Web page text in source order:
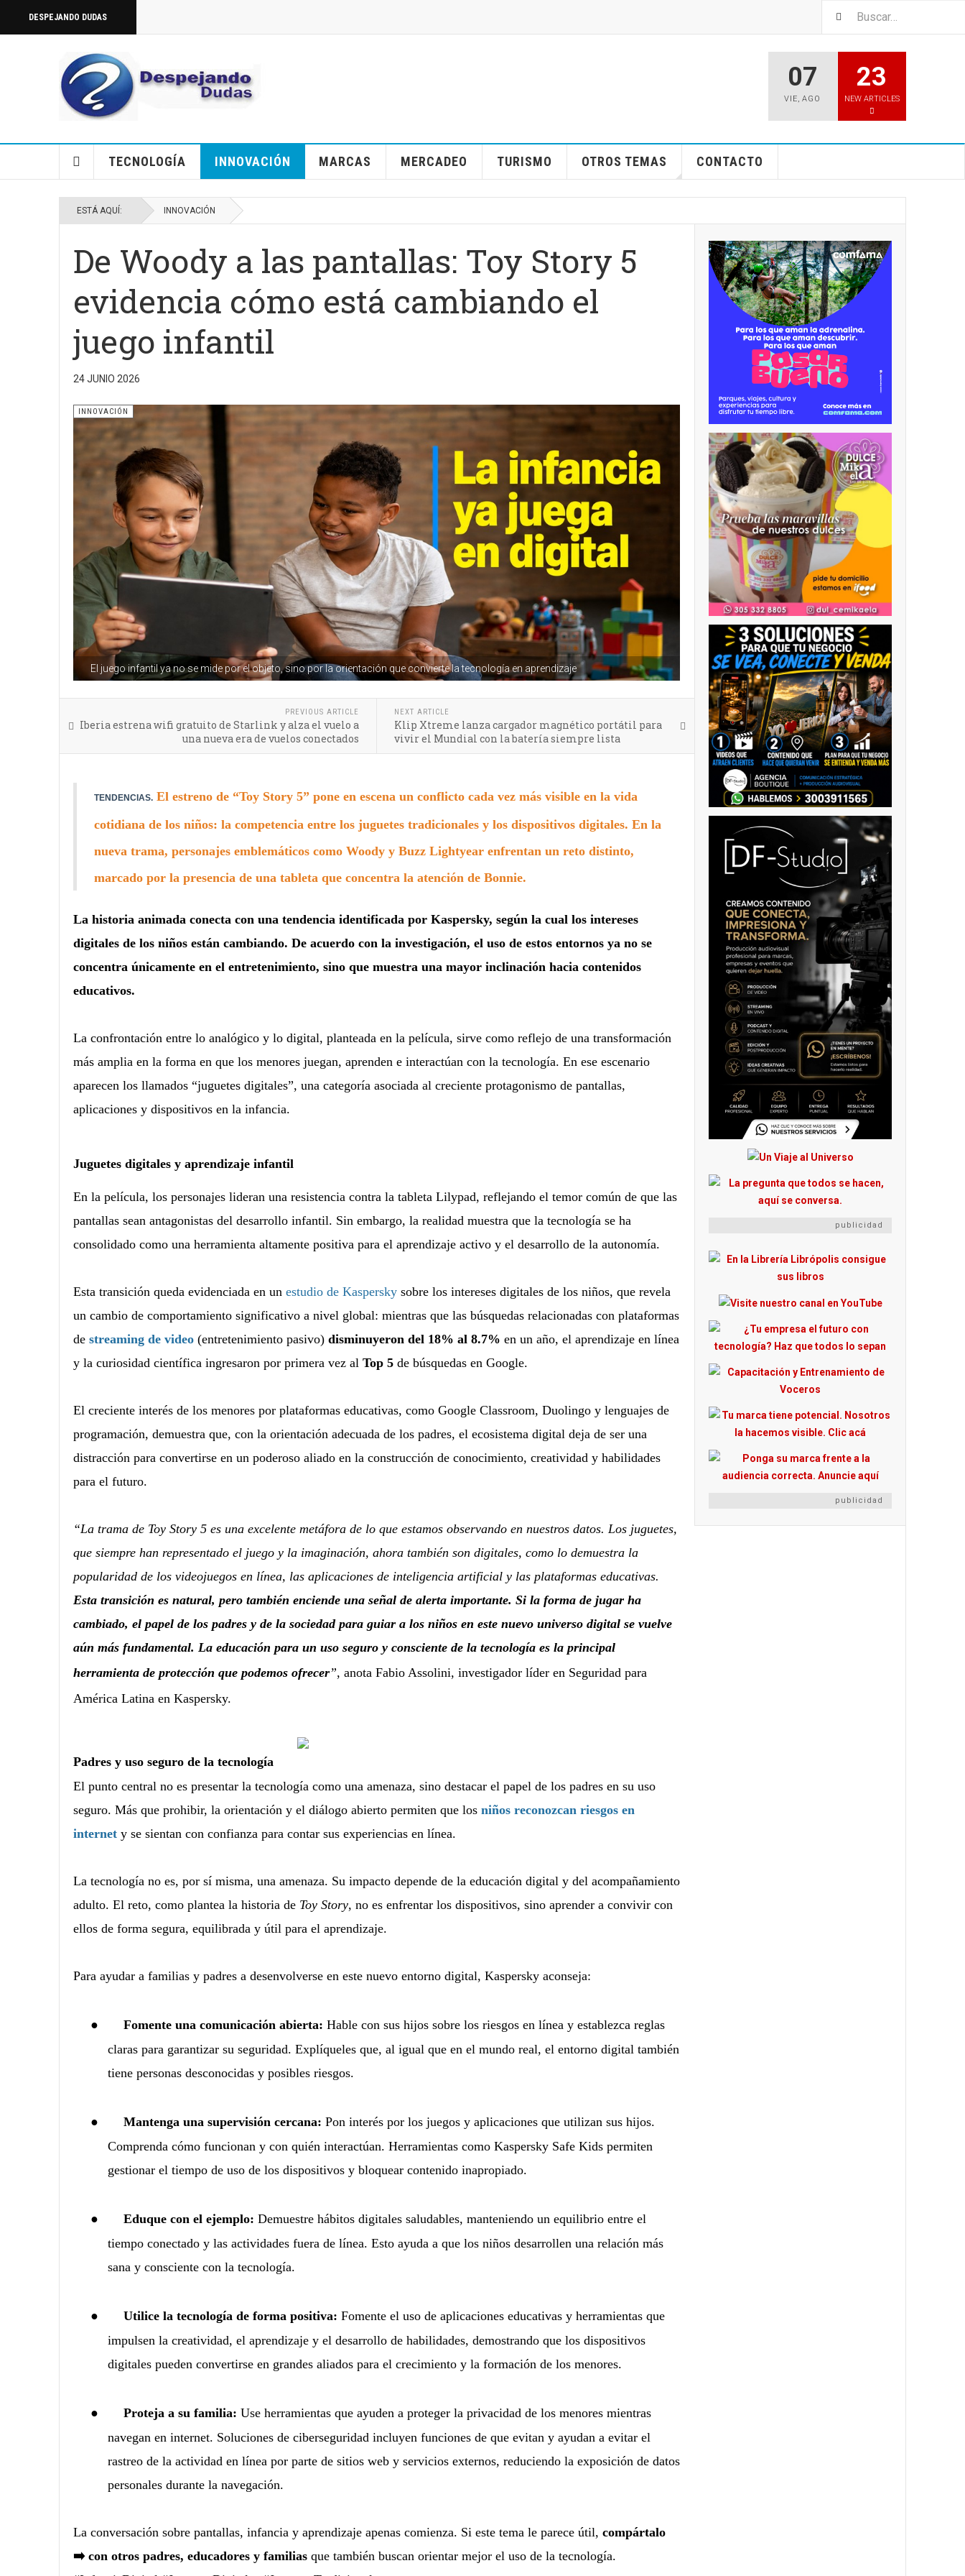
DESPEJANDO DUDAS
07
VIE,AGO
23
NEW ARTICLES
TECNOLOGÍA INNOVACIÓN MARCAS MERCADEO TURISMO OTROS TEMAS CONTACTO
ESTÁ AQUÍ: INNOVACIÓN
De Woody a las pantallas: Toy Story 5
evidencia cómo está cambiando el
juego infantil
24 JUNIO 2026
El juego infantil ya no se mide por el objeto, sino por la orientación que convierte la tecnología en aprendizaje
INNOVACIÓN
PREVIOUS ARTICLE
Iberia estrena wifi gratuito de Starlink y alza el vuelo a
una nueva era de vuelos conectados
NEXT ARTICLE
Klip Xtreme lanza cargador magnético portátil para
vivir el Mundial con la batería siempre lista
TENDENCIAS. El estreno de “Toy Story 5” pone en escena un conflicto cada vez más visible en la vida
cotidiana de los niños: la competencia entre los juguetes tradicionales y los dispositivos digitales. En la
nueva trama, personajes emblemáticos como Woody y Buzz Lightyear enfrentan un reto distinto,
marcado por la presencia de una tableta que concentra la atención de Bonnie.
La historia animada conecta con una tendencia identificada por Kaspersky, según la cual los intereses
digitales de los niños están cambiando. De acuerdo con la investigación, el uso de estos entornos ya no se
concentra únicamente en el entretenimiento, sino que muestra una mayor inclinación hacia contenidos
educativos.
La confrontación entre lo analógico y lo digital, planteada en la película, sirve como reflejo de una transformación
más amplia en la forma en que los menores juegan, aprenden e interactúan con la tecnología. En ese escenario
aparecen los llamados “juguetes digitales”, una categoría asociada al creciente protagonismo de pantallas,
aplicaciones y dispositivos en la infancia.
Juguetes digitales y aprendizaje infantil
En la película, los personajes lideran una resistencia contra la tableta Lilypad, reflejando el temor común de que las
pantallas sean antagonistas del desarrollo infantil. Sin embargo, la realidad muestra que la tecnología se ha
consolidado como una herramienta altamente positiva para el aprendizaje activo y el desarrollo de la autonomía.
Esta transición queda evidenciada en un estudio de Kaspersky sobre los intereses digitales de los niños, que revela
un cambio de comportamiento significativo a nivel global: mientras que las búsquedas relacionadas con plataformas
de streaming de video (entretenimiento pasivo) disminuyeron del 18% al 8.7% en un año, el aprendizaje en línea
y la curiosidad científica ingresaron por primera vez al Top 5 de búsquedas en Google.
El creciente interés de los menores por plataformas educativas, como Google Classroom, Duolingo y lenguajes de
programación, demuestra que, con la orientación adecuada de los padres, el ecosistema digital deja de ser una
distracción para convertirse en un poderoso aliado en la construcción de conocimiento, creatividad y habilidades
para el futuro.
“La trama de Toy Story 5 es una excelente metáfora de lo que estamos observando en nuestros datos. Los juguetes,
que siempre han representado el juego y la imaginación, ahora también son digitales, como lo demuestra la
popularidad de los videojuegos en línea, las aplicaciones de inteligencia artificial y las plataformas educativas.
Esta transición es natural, pero también enciende una señal de alerta importante. Si la forma de jugar ha
cambiado, el papel de los padres y de la sociedad para guiar a los niños en este nuevo universo digital se vuelve
aún más fundamental. La educación para un uso seguro y consciente de la tecnología es la principal
herramienta de protección que podemos ofrecer”, anota Fabio Assolini, investigador líder en Seguridad para
América Latina en Kaspersky.
Padres y uso seguro de la tecnología
El punto central no es presentar la tecnología como una amenaza, sino destacar el papel de los padres en su uso
seguro. Más que prohibir, la orientación y el diálogo abierto permiten que los niños reconozcan riesgos en
internet y se sientan con confianza para contar sus experiencias en línea.
La tecnología no es, por sí misma, una amenaza. Su impacto depende de la educación digital y del acompañamiento
adulto. El reto, como plantea la historia de Toy Story, no es enfrentar los dispositivos, sino aprender a convivir con
ellos de forma segura, equilibrada y útil para el aprendizaje.
Para ayudar a familias y padres a desenvolverse en este nuevo entorno digital, Kaspersky aconseja:
● Fomente una comunicación abierta: Hable con sus hijos sobre los riesgos en línea y establezca reglas
claras para garantizar su seguridad. Explíqueles que, al igual que en el mundo real, el entorno digital también
tiene personas desconocidas y posibles riesgos.
● Mantenga una supervisión cercana: Pon interés por los juegos y aplicaciones que utilizan sus hijos.
Comprenda cómo funcionan y con quién interactúan. Herramientas como Kaspersky Safe Kids permiten
gestionar el tiempo de uso de los dispositivos y bloquear contenido inapropiado.
● Eduque con el ejemplo: Demuestre hábitos digitales saludables, manteniendo un equilibrio entre el
tiempo conectado y las actividades fuera de línea. Esto ayuda a que los niños desarrollen una relación más
sana y consciente con la tecnología.
● Utilice la tecnología de forma positiva: Fomente el uso de aplicaciones educativas y herramientas que
impulsen la creatividad, el aprendizaje y el desarrollo de habilidades, demostrando que los dispositivos
digitales pueden convertirse en grandes aliados para el crecimiento y la formación de los menores.
● Proteja a su familia: Use herramientas que ayuden a proteger la privacidad de los menores mientras
navegan en internet. Soluciones de ciberseguridad incluyen funciones de que evitan y ayudan a evitar el
rastreo de la actividad en línea por parte de sitios web y servicios externos, reduciendo la exposición de datos
personales durante la navegación.
La conversación sobre pantallas, infancia y aprendizaje apenas comienza. Si este tema le parece útil, compártalo
➡️ con otros padres, educadores y familias que también buscan orientar mejor el uso de la tecnología.
publicidad
publicidad